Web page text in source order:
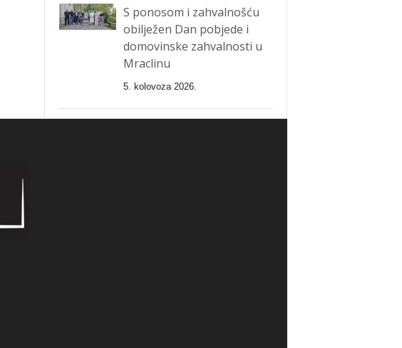
S ponosom i zahvalnošću
obilježen Dan pobjede i
domovinske zahvalnosti u
Mraclinu
5. kolovoza 2026.